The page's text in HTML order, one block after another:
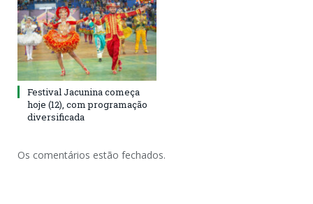
Festival Jacunina começa
hoje (12), com programação
diversificada
Os comentários estão fechados.